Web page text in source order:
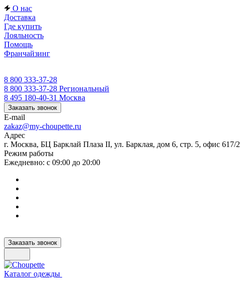
О нас
Доставка
Где купить
Лояльность
Помощь
Франчайзинг
8 800 333-37-28
8 800 333-37-28 Региональный
8 495 180-40-31 Москва
Заказать звонок
E-mail
zakaz@my-choupette.ru
Адрес
г. Москва, БЦ Барклай Плаза II, ул. Барклая, дом 6, стр. 5, офис 617/2
Режим работы
Ежедневно: с 09:00 до 20:00
Заказать звонок
Каталог одежды